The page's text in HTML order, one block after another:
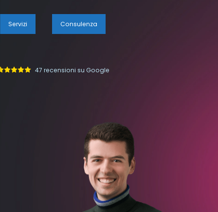
Servizi Consulenza
47 recensioni su Google